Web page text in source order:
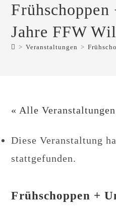
Jahre FFW
> Veranstaltungen >
« Alle Veranstaltungen
Diese Veranstaltung
stattgefunden.
Frühschoppen +